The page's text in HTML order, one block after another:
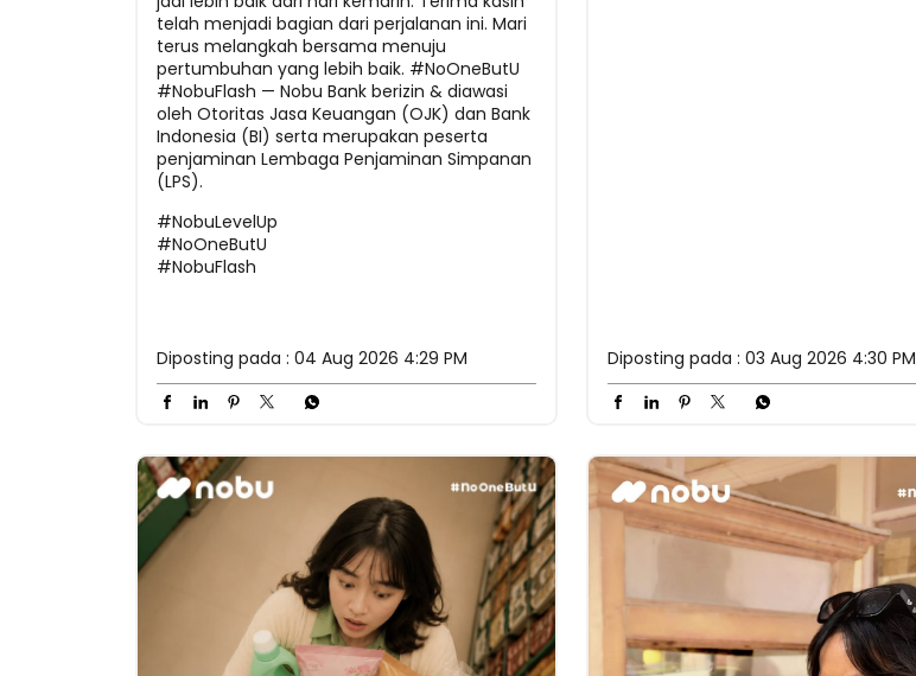
telah menjadi bagian dari perjalanan ini. Mari
terus melangkah bersama menuju
pertumbuhan yang lebih baik. #NoOneButU
#NobuFlash — Nobu Bank berizin & diawasi
oleh Otoritas Jasa Keuangan (OJK) dan Bank
Indonesia (BI) serta merupakan peserta
penjaminan Lembaga Penjaminan Simpanan
(LPS).
#NobuLevelUp
#NoOneButU
#NobuFlash
Diposting pada : 04 Aug 2026 4:29 PM Diposting pada : 03 Aug 2026 4:30 PM